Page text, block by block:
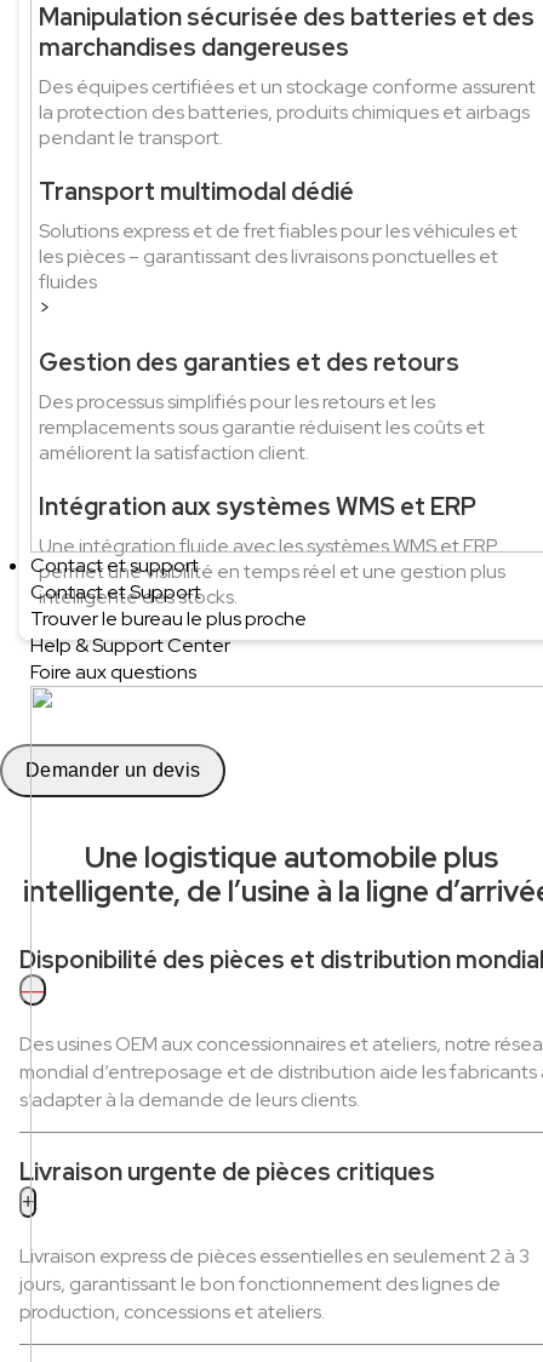
Contact et support
Contact et Support
Trouver le bureau le plus proche
Help & Support Center
Foire aux questions
Manipulation sécurisée des batteries et des
marchandises dangereuses
Des équipes certifiées et un stockage conforme assurent
la protection des batteries, produits chimiques et airbags
pendant le transport.
Transport multimodal dédié
Solutions express et de fret fiables pour les véhicules et
les pièces – garantissant des livraisons ponctuelles et
fluides
>
Gestion des garanties et des retours
Des processus simplifiés pour les retours et les
remplacements sous garantie réduisent les coûts et
améliorent la satisfaction client.
Intégration aux systèmes WMS et ERP
Une intégration fluide avec les systèmes WMS et ERP
permet une visibilité en temps réel et une gestion plus
intelligente des stocks.
Demander un devis
Une logistique automobile plus
intelligente, de l’usine à la ligne
Disponibilité des pièces et distribution
—
Des usines OEM aux concessionnaires et ateliers, notre
mondial d’entreposage et de distribution aide les fabricants
s’adapter à la demande de leurs clients.
Livraison urgente de pièces critiques
+
Livraison express de pièces essentielles en seulement 2 à 3
jours, garantissant le bon fonctionnement des lignes de
production, concessions et ateliers.